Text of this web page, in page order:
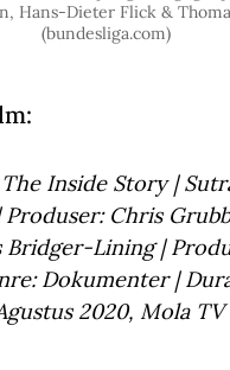
Hans-Dieter Flick &
(bundesliga.com)
Inside Story |
Produser: Chris
Bridger-Lining |
Dokumenter |
2020, Mola TV